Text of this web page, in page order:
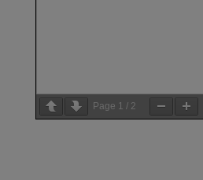
Page 1 / 2